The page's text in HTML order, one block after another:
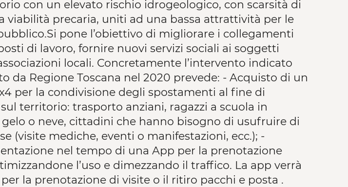
con un elevato rischio idrogeologico, con scarsità di
viabilità precaria, uniti ad una bassa attrattività per le
pone l’obiettivo di migliorare i collegamenti
di lavoro, fornire nuovi servizi sociali ai soggetti
locali. Concretamente l’intervento indicato
da Regione Toscana nel 2020 prevede: - Acquisto di un
per la condivisione degli spostamenti al fine di
territorio: trasporto anziani, ragazzi a scuola in
o neve, cittadini che hanno bisogno di usufruire di
(visite mediche, eventi o manifestazioni, ecc.); -
nel tempo di una App per la prenotazione
l’uso e dimezzando il traffico. La app verrà
la prenotazione di visite o il ritiro pacchi e posta .